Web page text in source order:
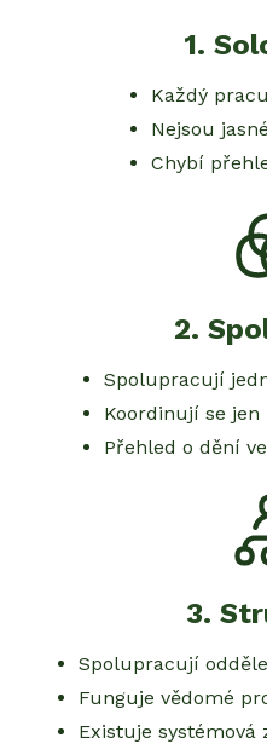
1.
Každý
Nejsou
Chybí
2.
Spolupracují
Koordinují se
Přehled o dění
3.
Spolupracují
Funguje vědomé
Existuje systémová